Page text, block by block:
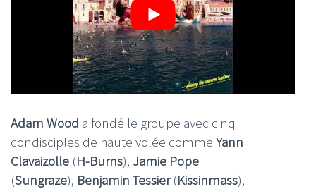
Adam Wood a fondé le groupe avec cinq
condisciples de haute volée comme Yann
Clavaizolle (H-Burns), Jamie Pope
(Sungraze), Benjamin Tessier(Kissinmass),